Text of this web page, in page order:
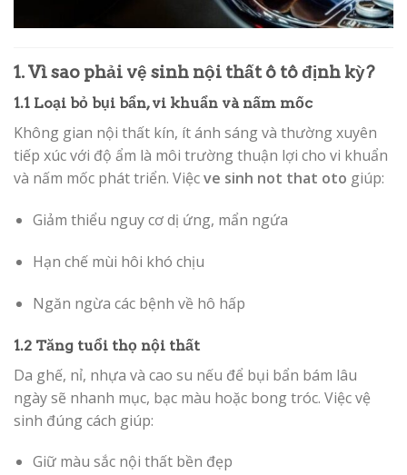
1. Vì sao phải vệ sinh nội thất ô tô định kỳ?
1.1 Loại bỏ bụi bẩn, vi khuẩn và nấm mốc
Không gian nội thất kín, ít ánh sáng và thường xuyên
tiếp xúc với độ ẩm là môi trường thuận lợi cho vi khuẩn
và nấm mốc phát triển. Việcve sinh not that oto giúp:
Giảm thiểu nguy cơ dị ứng, mẩn ngứa
Hạn chế mùi hôi khó chịu
Ngăn ngừa các bệnh về hô hấp
1.2 Tăng tuổi thọ nội thất
Da ghế, nỉ, nhựa và cao su nếu để bụi bẩn bám lâu
ngày sẽ nhanh mục, bạc màu hoặc bong tróc. Việc vệ
sinh đúng cách giúp:
Giữ màu sắc nội thất bền đẹp